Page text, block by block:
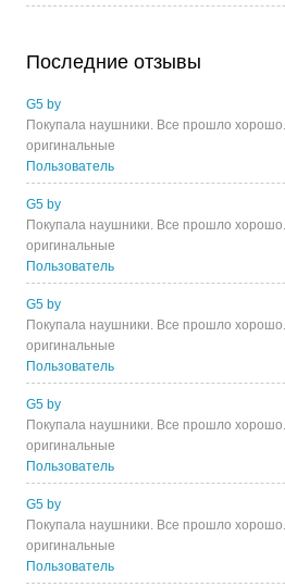
Последние отзывы
G5 by
Покупала наушники. Все прошло
оригинальные
Пользователь
G5 by
Покупала наушники. Все прошло
оригинальные
Пользователь
G5 by
Покупала наушники. Все прошло
оригинальные
Пользователь
G5 by
Покупала наушники. Все прошло
оригинальные
Пользователь
G5 by
Покупала наушники. Все прошло
оригинальные
Пользователь